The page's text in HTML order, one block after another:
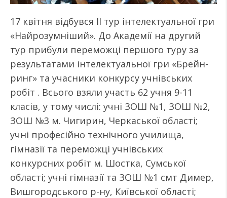
17 квітня відбувся ІІ тур інтелектуальної гри
«Найрозумніший». До Академії на другий
тур прибули переможці першого туру за
результатами інтелектуальної гри «Брейн-
ринг» та учасники конкурсу учнівських
робіт . Всього взяли участь 62 учня 9-11
класів, у тому числі: учні ЗОШ №1, ЗОШ №2,
ЗОШ №3 м. Чигирин, Черкаської області;
учні професійно технічного училища,
гімназії та переможці учнівських
конкурсних робіт м. Шостка, Сумської
області; учні гімназії та ЗОШ №1 смт Димер,
Вишгородського р-ну, Київської області;